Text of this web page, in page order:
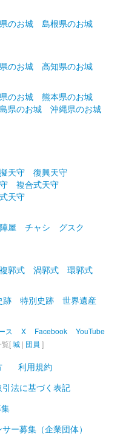
版
ザインされている御城
にてデザインされている
文字版 金文字
のお城
島根県のお城
のお城
高知県のお城
のお城
熊本県のお城
県のお城 沖縄県のお城
天守
復興天守
複合式天守
天守
陣屋 チャシ
グスク
複郭式 渦郭式
環郭式
跡 特別史跡 世界遺産
ス X Facebook
YouTube
覧[城 | 団員 ]
利用規約
法に基づく表記
ー募集（企業団体）